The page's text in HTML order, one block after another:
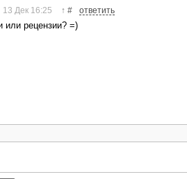
13 Дек 16:25 ↑ # ответить
или рецензии? =)